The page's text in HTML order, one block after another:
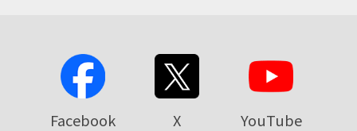
Facebook X YouTube